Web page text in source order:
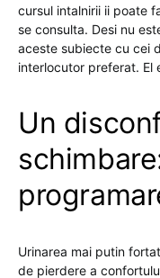
cursul intalnirii ii poate
se consulta. Desi nu
aceste subiecte cu cei
interlocutor preferat. El
Un
Urinarea mai putin
de pierdere a